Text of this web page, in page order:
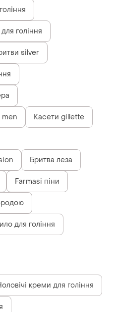
гоління
silver
men Касети gillette
Бритва леза
Farmasi піни
для гоління
креми для гоління